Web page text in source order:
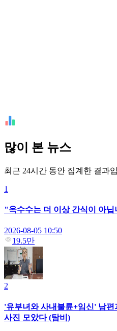
많이 본 뉴스
최근 24시간 동안 집계한 결과
1
"옥수수는 더 이상 간식이 아닙
2026-08-05 10:50
19.5만
2
'유부녀와 사내불륜+임신' 남
사진 모았다 (탐비)